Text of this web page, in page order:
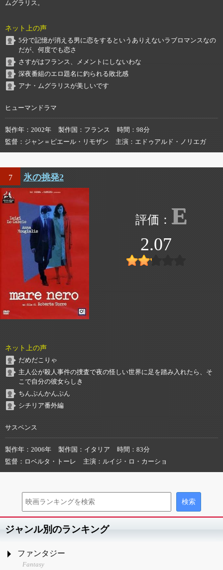
ムグラリス。
ネット上の声
5分で記憶が消える男に恋をするというありえないラブロマンスなの
だが、何度でも恋さ
さすがはフランス、メメントにしないわな
深夜番組のエロ題名に釣られる敗北感
アナ・ムグラリスが美しいです
ヒューマンドラマ
製作年 2002年 製作国 フランス 時間
98分
監督
ジャン＝ピエール・リモザン 主演 エドゥアルド・ノリエガ
7 氷の挑発2
E
2.07
ネット上の声
だめだこりゃ
主人公が殺人事件の捜査で夜の怪しい世界に足を踏み入れたら、そ
こで自分の彼女らしき
ちんぷんかんぷん
シチリア番外編
サスペンス
製作年 2006年 製作国 イタリア 時間
83分
監督
ロベルタ・トーレ 主演 ルイジ・ロ・カーショ
ジャンル別のランキング
ファンタジー
Fantasy